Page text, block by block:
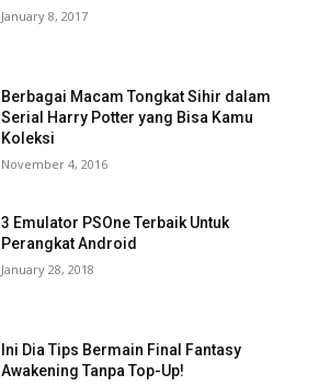
January 8, 2017
Berbagai Macam Tongkat Sihir dalam
Serial Harry Potter yang Bisa Kamu
Koleksi
November 4, 2016
3 Emulator PSOne Terbaik Untuk
Perangkat Android
January 28, 2018
Ini Dia Tips Bermain Final Fantasy
Awakening Tanpa Top-Up!